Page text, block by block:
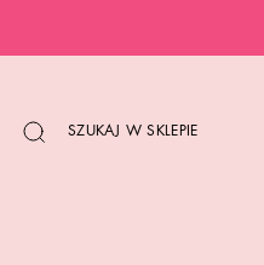
TREŚCI
SZUKAJ W SKLEPIE